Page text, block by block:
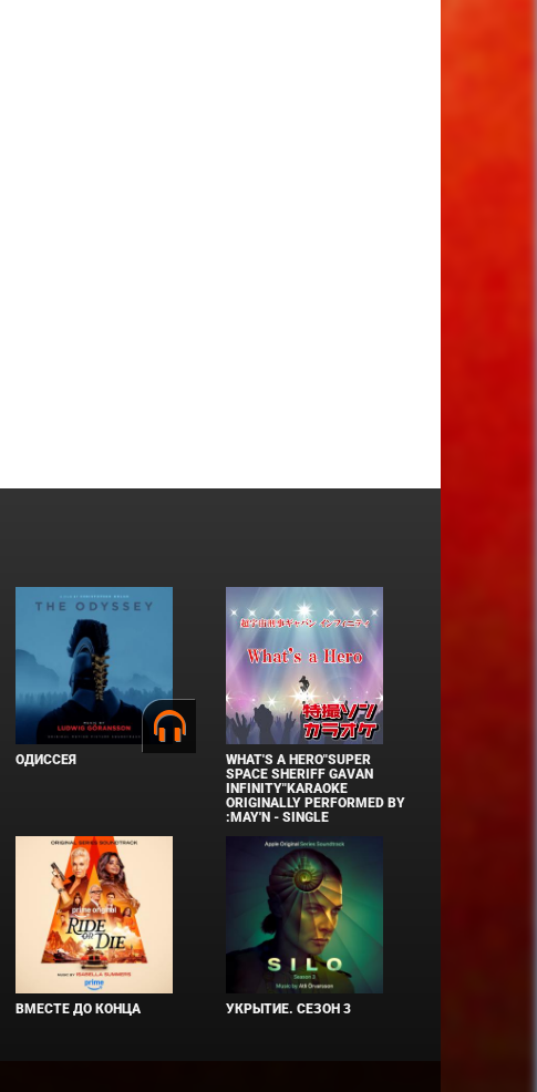
ОДИССЕЯ
WHAT'S A HERO"SUPER
SPACE SHERIFF GAVAN
INFINITY"KARAOKE
ORIGINALLY PERFORMED BY
:MAY'N - SINGLE
ВМЕСТЕ ДО КОНЦА УКРЫТИЕ. СЕЗОН 3